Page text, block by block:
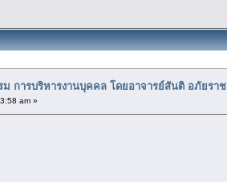
การบริหารงานบุคคล โดยอาจารย์สันติ อภัยราช
am »